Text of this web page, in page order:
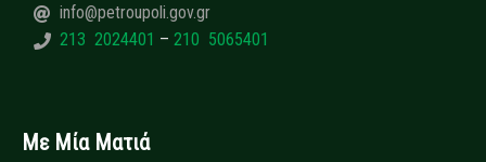
info@petroupoli.gov.gr
213 2024401 – 210 5065401
Με Μία Ματιά